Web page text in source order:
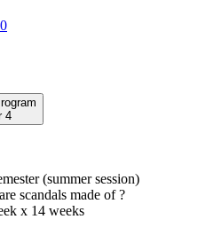
4
(summer session)
scandals made of ?
x 14 weeks